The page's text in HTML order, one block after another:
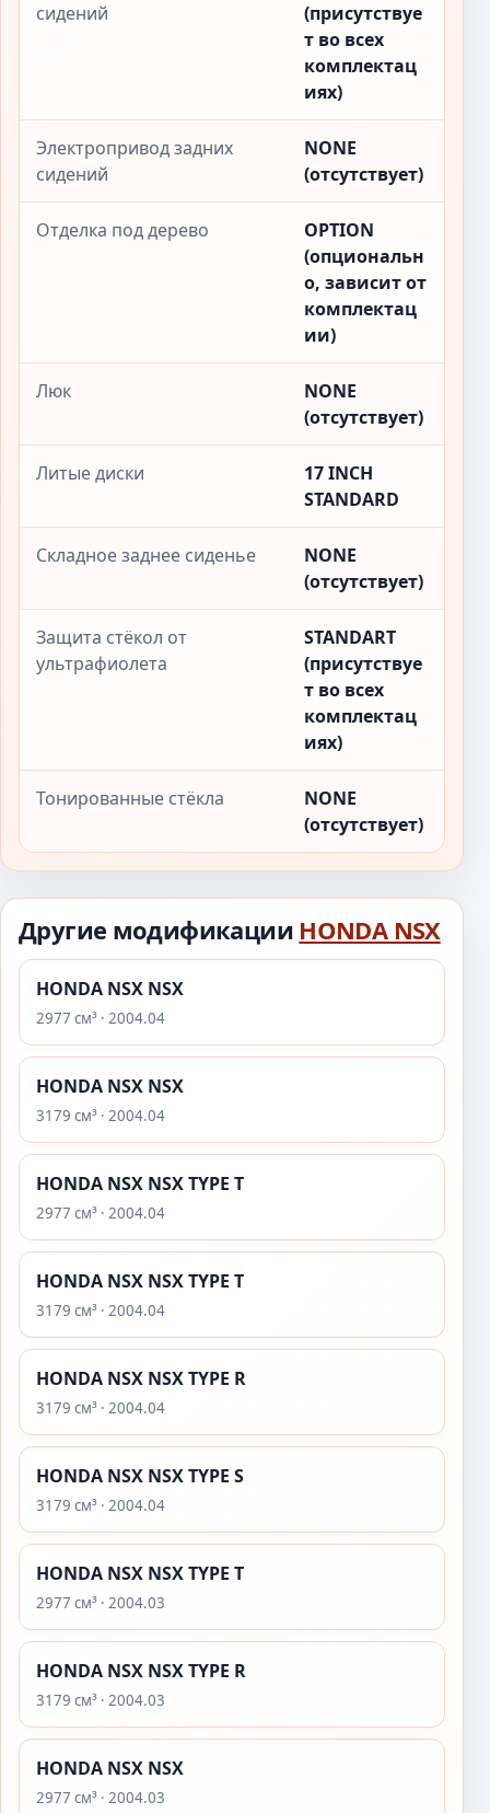
сидений
(присутствуе
т во всех
комплектац
иях)
Электропривод задних
сидений
NONE
(отсутствует)
Отделка под дерево
OPTION
(опциональн
о, зависит от
комплектац
ии)
Люк
NONE
(отсутствует)
Литые диски
17 INCH
STANDARD
Складное заднее сиденье
NONE
(отсутствует)
Защита стёкол от
ультрафиолета
STANDART
(присутствуе
т во всех
комплектац
иях)
Тонированные стёкла
NONE
(отсутствует)
Другие модификации HONDA NSX
HONDA NSX NSX
2977 см³ · 2004.04
HONDA NSX NSX
3179 см³ · 2004.04
HONDA NSX NSX TYPE T
2977 см³ · 2004.04
HONDA NSX NSX TYPE T
3179 см³ · 2004.04
HONDA NSX NSX TYPE R
3179 см³ · 2004.04
HONDA NSX NSX TYPE S
3179 см³ · 2004.04
HONDA NSX NSX TYPE T
2977 см³ · 2004.03
HONDA NSX NSX TYPE R
3179 см³ · 2004.03
HONDA NSX NSX
2977 см³ · 2004.03